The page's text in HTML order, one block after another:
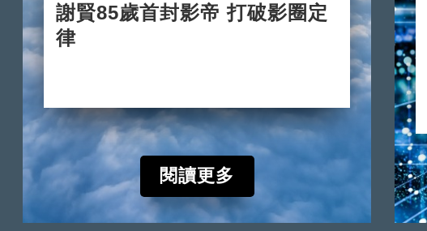
謝賢85歲首封影帝 打破影圈定
律
閱讀更多